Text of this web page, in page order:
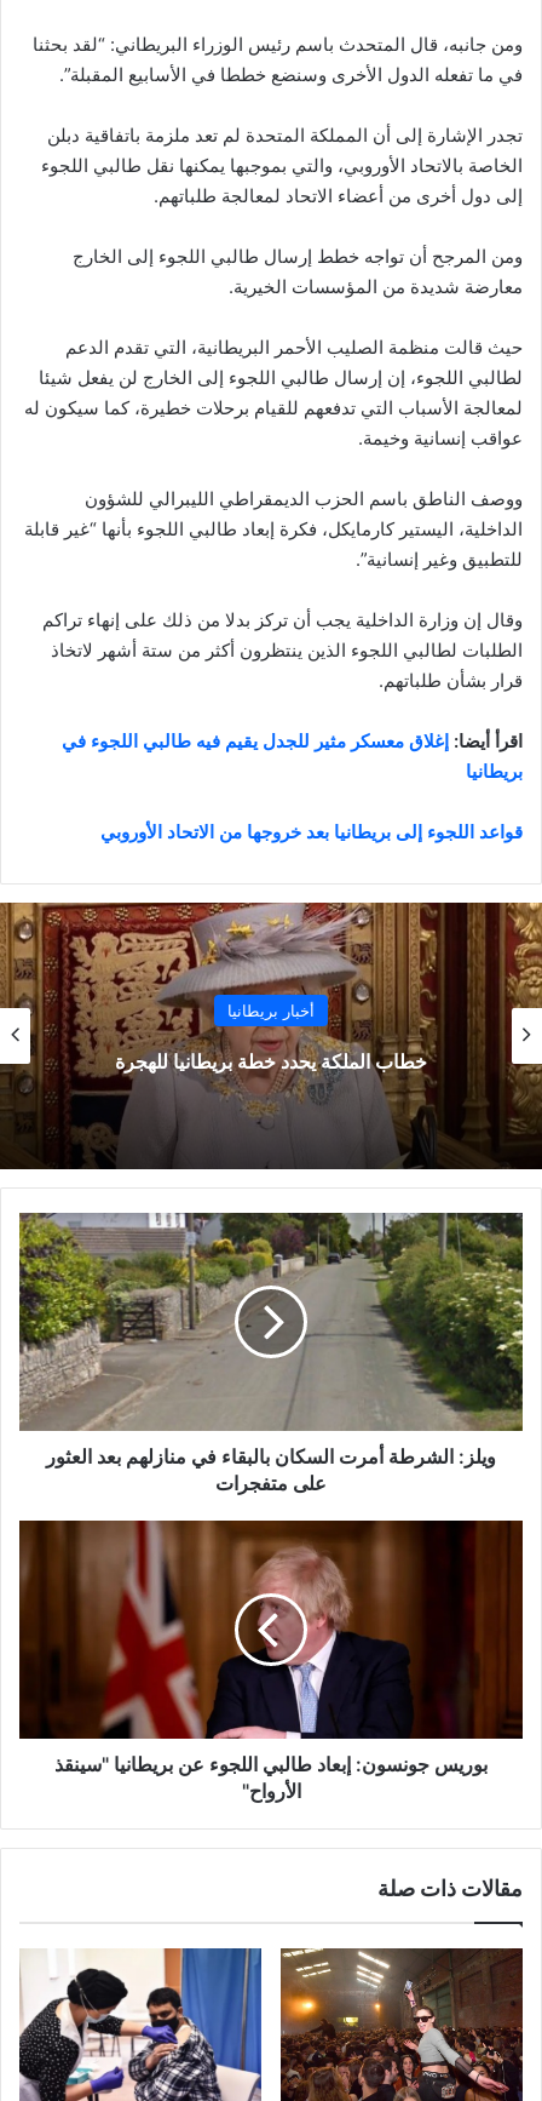
ومن جانبه، قال المتحدث باسم رئيس الوزراء البريطاني: “لقد بحثنا
في ما تفعله الدول الأخرى وسنضع خططا في الأسابيع المقبلة”.
تجدر الإشارة إلى أن المملكة المتحدة لم تعد ملزمة باتفاقية دبلن
الخاصة بالاتحاد الأوروبي، والتي بموجبها يمكنها نقل طالبي اللجوء
إلى دول أخرى من أعضاء الاتحاد لمعالجة طلباتهم.
ومن المرجح أن تواجه خطط إرسال طالبي اللجوء إلى الخارج
معارضة شديدة من المؤسسات الخيرية.
حيث قالت منظمة الصليب الأحمر البريطانية، التي تقدم الدعم
لطالبي اللجوء، إن إرسال طالبي اللجوء إلى الخارج لن يفعل شيئا
لمعالجة الأسباب التي تدفعهم للقيام برحلات خطيرة، كما سيكون له
عواقب إنسانية وخيمة.
ووصف الناطق باسم الحزب الديمقراطي الليبرالي للشؤون
الداخلية، اليستير كارمايكل، فكرة إبعاد طالبي اللجوء بأنها “غير قابلة
للتطبيق وغير إنسانية”.
وقال إن وزارة الداخلية يجب أن تركز بدلا من ذلك على إنهاء تراكم
الطلبات لطالبي اللجوء الذين ينتظرون أكثر من ستة أشهر لاتخاذ
قرار بشأن طلباتهم.
اقرأ أيضا: إغلاق معسكر مثير للجدل يقيم فيه طالبي اللجوء في
بريطانيا
قواعد اللجوء إلى بريطانيا بعد خروجها من الاتحاد الأوروبي
أخبار بريطانيا
خطاب الملكة يحدد خطة بريطانيا للهجرة
ويلز:
الشرطة
أمرت
السكان
بالبقاء
في
منازلهم
بعد
العثور
ويلز: الشرطة أمرت السكان بالبقاء في منازلهم بعد العثور
على متفجرات
"سينقذ
الأرواح"
بوريس جونسون: إبعاد طالبي اللجوء عن بريطانيا "سينقذ
الأرواح"
مقالات ذات صلة